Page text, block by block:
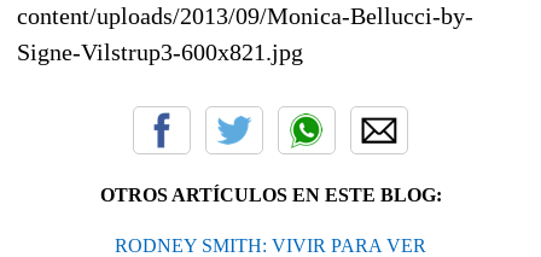
content/uploads/2013/09/Monica-Bellucci-by-
Signe-Vilstrup3-600x821.jpg
OTROS ARTÍCULOS EN ESTE BLOG:
RODNEY SMITH: VIVIR PARA VER